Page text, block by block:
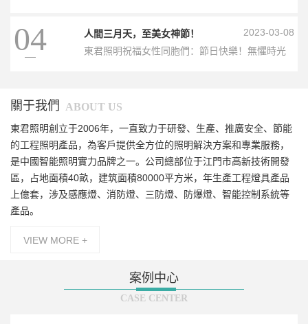
04 人間三月天，至美女神節！
2023-03-08
東君照明祝福女性同胞們：節日快樂！無懼時光
關于我們 ABOUT US
東君照明創立于2006年，一直致力于研發、生產、推廣安全、節能
的工程照明產品，為客戶提供全方位的照明解決方案和專業服務，
是中國智能照明實力品牌之一。公司總部位于江門市高新技術開發
區，占地面積40畝，建筑面積80000平方米，年生產工程燈具產品
上億套，涉及感應燈、消防燈、三防燈、防爆燈、智能控制系統等
產品。
VIEW MORE +
案例中心
CASE CENTER